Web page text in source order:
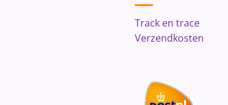
Track en trace
Verzendkosten